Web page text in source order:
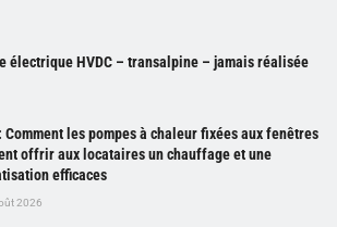
électrique HVDC – transalpine – jamais réalisée
Comment les pompes à chaleur fixées aux fenêtres
offrir aux locataires un chauffage et une
efficaces
2026